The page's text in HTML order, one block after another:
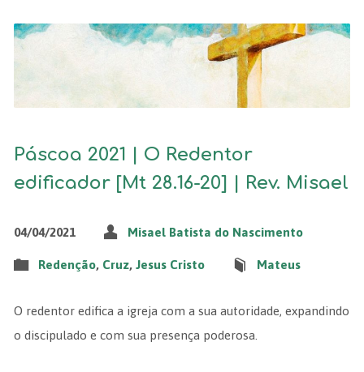
Páscoa 2021 | O Redentor
edificador [Mt 28.16-20] | Rev. Misael
04/04/2021 Misael Batista do Nascimento
Redenção, Cruz, Jesus Cristo Mateus
O redentor edifica a igreja com a sua autoridade, expandindo
o discipulado e com sua presença poderosa.